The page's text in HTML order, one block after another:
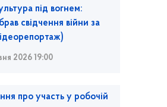
під вогнем:
свідчення війни за
2026 19:00
про участь у робочій